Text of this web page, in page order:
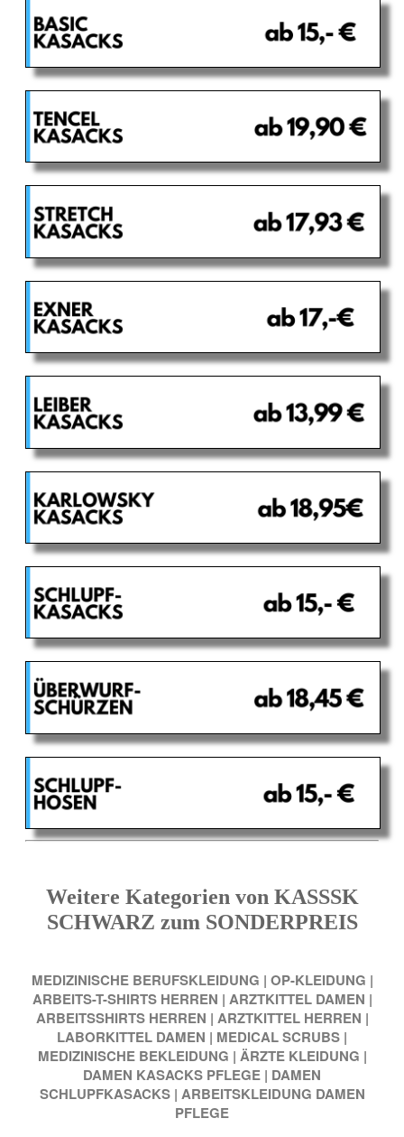
Weitere Kategorien von KASSSK
SCHWARZ zum SONDERPREIS
MEDIZINISCHE BERUFSKLEIDUNG | OP-KLEIDUNG |
ARBEITS-T-SHIRTS HERREN | ARZTKITTEL DAMEN |
ARBEITSSHIRTS HERREN | ARZTKITTEL HERREN |
LABORKITTEL DAMEN | MEDICAL SCRUBS |
MEDIZINISCHE BEKLEIDUNG | ÄRZTE KLEIDUNG |
DAMEN KASACKS PFLEGE | DAMEN
SCHLUPFKASACKS | ARBEITSKLEIDUNG DAMEN
PFLEGE